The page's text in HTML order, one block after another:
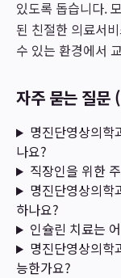
있도록 돕습니다.
된 친절한 의료서
수 있는 환경에서
자주 묻는 질문
명진단영상의학
나요?
직장인을 위한
명진단영상의학
하나요?
인슐린 치료는
명진단영상의학
능한가요?